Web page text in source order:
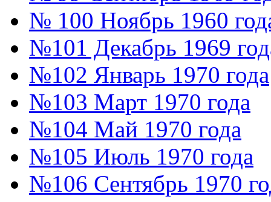
№ 100 Ноябрь 1960
№101 Декабрь 1969
№102 Январь 1970 года
№103 Март 1970 года
№104 Май 1970 года
№105 Июль 1970 года
№106 Сентябрь 1970